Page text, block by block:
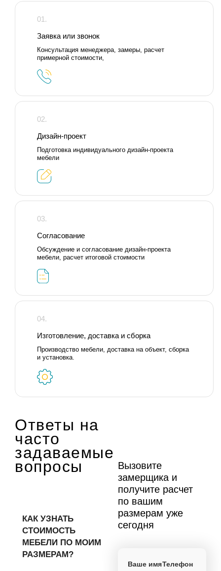
01.
Заявка или звонок
Консультация менеджера, замеры, расчет
примерной стоимости,
02.
Дизайн-проект
Подготовка индивидуального дизайн-проекта
мебели
03.
Согласование
Обсуждение и согласование дизайн-проекта
мебели, расчет итоговой стоимости
04.
Изготовление, доставка и сборка
Производство мебели, доставка на объект, сборка
и установка.
Ответы на
часто
задаваемые
вопросы
КАК УЗНАТЬ
СТОИМОСТЬ
МЕБЕЛИ ПО МОИМ
РАЗМЕРАМ?
Вызовите
замерщика и
получите расчет
по вашим
размерам уже
сегодня
Ваше имяТелефон